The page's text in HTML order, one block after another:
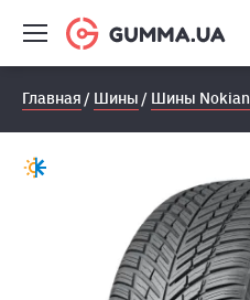
Главная Шины Шины Nokian